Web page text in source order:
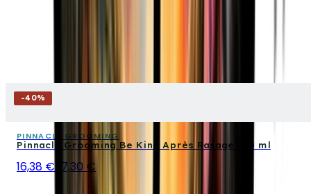
-40%
PINNACLE GROOMING
Pinnacle Grooming Be Kind Après Rasage 100 ml
16,38 € 27,30 €